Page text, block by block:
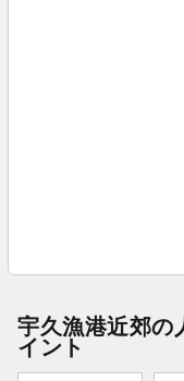
宇久漁港近郊の
イント